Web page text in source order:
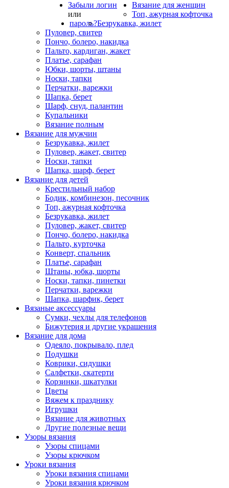
Забыли логин
или
пароль?
Вязание для женщин
Топ, ажурная кофточка
Безрукавка, жилет
Пуловер, свитер
Пончо, болеро, накидка
Пальто, кардиган, жакет
Платье, сарафан
Юбки, шорты, штаны
Носки, тапки
Перчатки, варежки
Шапка, берет
Шарф, снуд, палантин
Купальники
Вязание полным
Вязание для мужчин
Безрукавка, жилет
Пуловер, жакет, свитер
Носки, тапки
Шапка, шарф, берет
Вязание для детей
Крестильный набор
Бодик, комбинезон, песочник
Топ, ажурная кофточка
Безрукавка, жилет
Пуловер, жакет, свитер
Пончо, болеро, накидка
Пальто, курточка
Конверт, спальник
Платье, сарафан
Штаны, юбка, шорты
Носки, тапки, пинетки
Перчатки, варежки
Шапка, шарфик, берет
Вязаные аксессуары
Сумки, чехлы для телефонов
Бижутерия и другие украшения
Вязание для дома
Одеяло, покрывало, плед
Подушки
Коврики, сидушки
Салфетки, скатерти
Корзинки, шкатулки
Цветы
Вяжем к празднику
Игрушки
Вязание для животных
Другие полезные вещи
Узоры вязания
Узоры спицами
Узоры крючком
Уроки вязания
Уроки вязания спицами
Уроки вязания крючком